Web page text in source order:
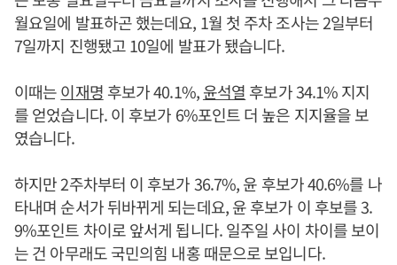
월요일에 발표하곤 했는데요, 1월 첫 주차 조사는 2일부터
7일까지 진행됐고 10일에 발표가 됐습니다.
이때는이재명 후보가 40.1%,윤석열 후보가 34.1% 지지
를 얻었습니다. 이 후보가 6%포인트 더 높은 지지율을 보
였습니다.
하지만 2주차부터 이 후보가 36.7%, 윤 후보가 40.6%를 나
타내며 순서가 뒤바뀌게 되는데요, 윤 후보가 이 후보를 3.
9%포인트 차이로 앞서게 됩니다. 일주일 사이 차이를 보이
는 건 아무래도 국민의힘 내홍 때문으로 보입니다.